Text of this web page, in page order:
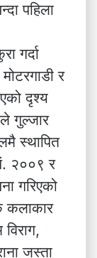
पहिला
गर्दा
र
दृश्य
गुल्जार
स्थापित
२००९ र
गरिएको
कलाकार
जस्ता